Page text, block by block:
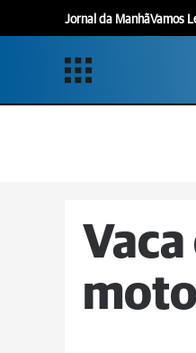
Jornal da ManhãVamos